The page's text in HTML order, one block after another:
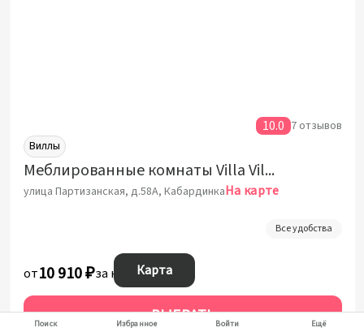
Виллы
Меблированные комнаты Villa Village (Вилла в деревне Кабардинка)
улица Партизанская, д.58А, КабардинкаНа карте
10.0 7 отзывов
Все удобства
от10 910 ₽за ночь
ВЫБРАТЬ
Карта
Поиск Избранное Войти Ещё